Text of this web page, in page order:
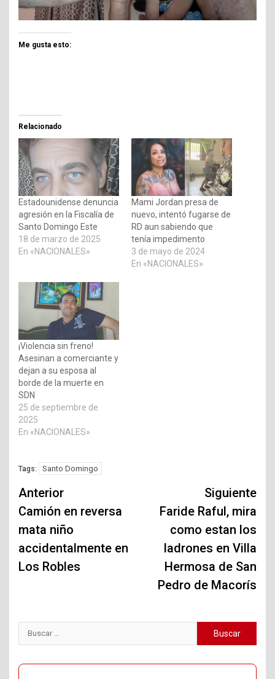
Me gusta esto:
Relacionado
Estadounidense denuncia
agresión en la Fiscalía de
Santo Domingo Este
18 de marzo de 2025
En «NACIONALES»
Mami Jordan presa de
nuevo, intentó fugarse de
RD aun sabiendo que
tenía impedimento
3 de mayo de 2024
En «NACIONALES»
¡Violencia sin freno!
Asesinan a comerciante y
dejan a su esposa al
borde de la muerte en
SDN
25 de septiembre de
2025
En «NACIONALES»
Tags: Santo Domingo
Navegación
de
entradas
Anterior
Camión en reversa
mata niño
accidentalmente en
Los Robles
Siguiente
Faride Raful, mira
como estan los
ladrones en Villa
Hermosa de San
Pedro de Macorís
Buscar: